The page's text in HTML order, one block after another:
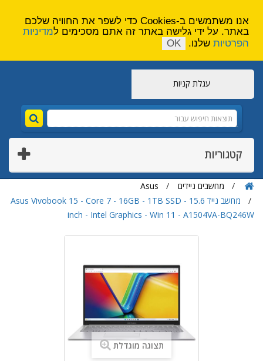
עגלת קניות
קטגוריות
מחשבים ניידים
Asus
מחשב נייד Asus Vivobook 15 - Core 7 - 16GB - 1TB SSD - 15.6
inch - Intel Graphics - Win 11 - A1504VA-BQ246W
תצוגה מוגדלת
אנו משתמשים ב-Cookies כדי לשפר את החוויה שלכם
באתר. על ידי גלישה באתר זה אתם מסכימים למדיניות
הפרטיות שלנו. OK